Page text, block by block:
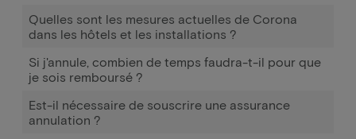
Quelles sont les mesures actuelles de Corona
dans les hôtels et les installations ?
Si j'annule, combien de temps faudra-t-il pour que
je sois remboursé ?
Est-il nécessaire de souscrire une assurance
annulation ?